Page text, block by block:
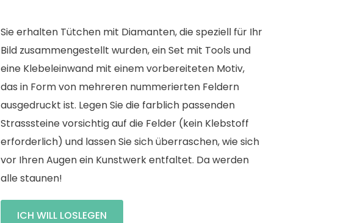
Sie erhalten Tütchen mit Diamanten, die speziell für Ihr
Bild zusammengestellt wurden, ein Set mit Tools und
eine Klebeleinwand mit einem vorbereiteten Motiv,
das in Form von mehreren nummerierten Feldern
ausgedruckt ist. Legen Sie die farblich passenden
Strasssteine vorsichtig auf die Felder (kein Klebstoff
erforderlich) und lassen Sie sich überraschen, wie sich
vor Ihren Augen ein Kunstwerk entfaltet. Da werden
alle staunen!
ICH WILL LOSLEGEN